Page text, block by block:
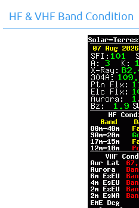
HF & VHF Band Condition